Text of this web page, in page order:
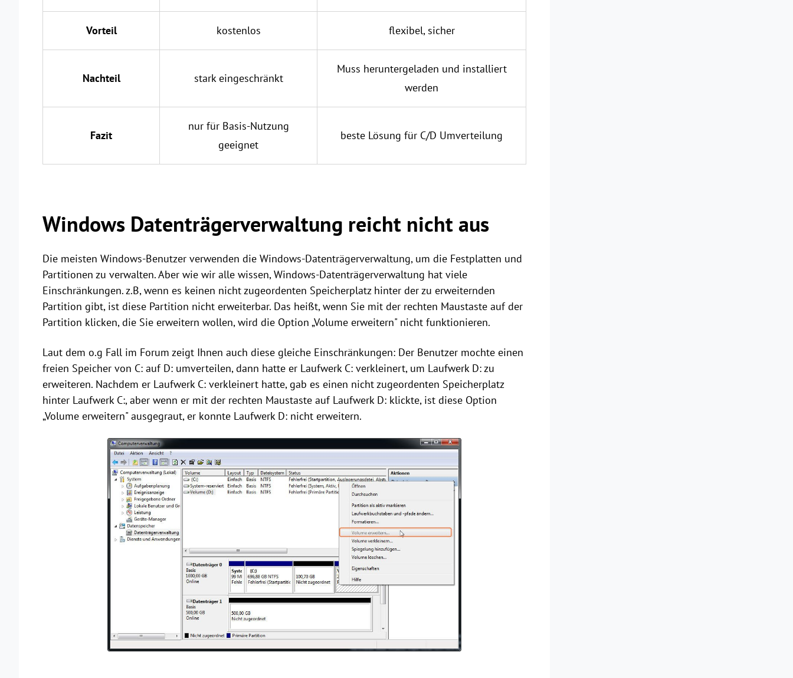
Vorteil kostenlos flexibel, sicher
Nachteil stark eingeschränkt
Muss heruntergeladen und installiert
werden
Fazit
nur für Basis-Nutzung
geeignet
beste Lösung für C/D Umverteilung
Windows Datenträgerverwaltung reicht nicht aus
Die meisten Windows-Benutzer verwenden die Windows-Datenträgerverwaltung, um die Festplatten und
Partitionen zu verwalten. Aber wie wir alle wissen, Windows-Datenträgerverwaltung hat viele
Einschränkungen. z.B, wenn es keinen nicht zugeordenten Speicherplatz hinter der zu erweiternden
Partition gibt, ist diese Partition nicht erweiterbar. Das heißt, wenn Sie mit der rechten Maustaste auf der
Partition klicken, die Sie erweitern wollen, wird die Option „Volume erweitern" nicht funktionieren.
Laut dem o.g Fall im Forum zeigt Ihnen auch diese gleiche Einschränkungen: Der Benutzer mochte einen
freien Speicher von C: auf D: umverteilen, dann hatte er Laufwerk C: verkleinert, um Laufwerk D: zu
erweiteren. Nachdem er Laufwerk C: verkleinert hatte, gab es einen nicht zugeordenten Speicherplatz
hinter Laufwerk C:, aber wenn er mit der rechten Maustaste auf Laufwerk D: klickte, ist diese Option
„Volume erweitern" ausgegraut, er konnte Laufwerk D: nicht erweitern.